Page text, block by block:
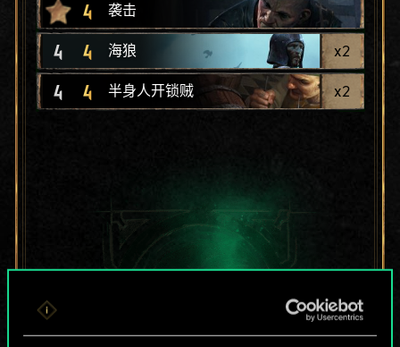
4 袭击
4 4 海狼 x2
4 4 半身人开锁贼 x2